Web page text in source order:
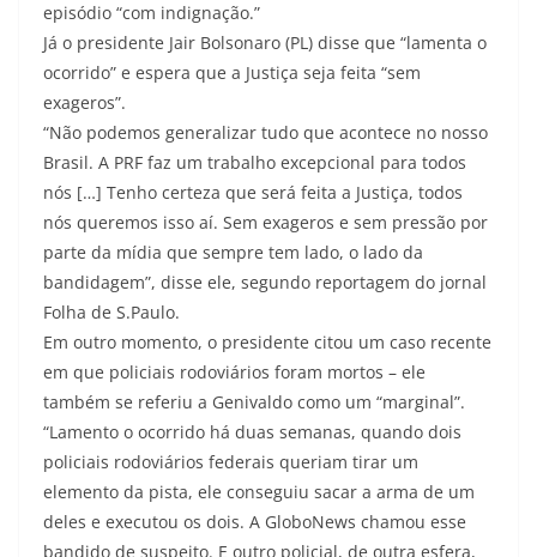
episódio “com indignação.”
Já o presidente Jair Bolsonaro (PL) disse que “lamenta o
ocorrido” e espera que a Justiça seja feita “sem
exageros”.
“Não podemos generalizar tudo que acontece no nosso
Brasil. A PRF faz um trabalho excepcional para todos
nós […] Tenho certeza que será feita a Justiça, todos
nós queremos isso aí. Sem exageros e sem pressão por
parte da mídia que sempre tem lado, o lado da
bandidagem”, disse ele, segundo reportagem do jornal
Folha de S.Paulo.
Em outro momento, o presidente citou um caso recente
em que policiais rodoviários foram mortos – ele
também se referiu a Genivaldo como um “marginal”.
“Lamento o ocorrido há duas semanas, quando dois
policiais rodoviários federais queriam tirar um
elemento da pista, ele conseguiu sacar a arma de um
deles e executou os dois. A GloboNews chamou esse
bandido de suspeito. E outro policial, de outra esfera,